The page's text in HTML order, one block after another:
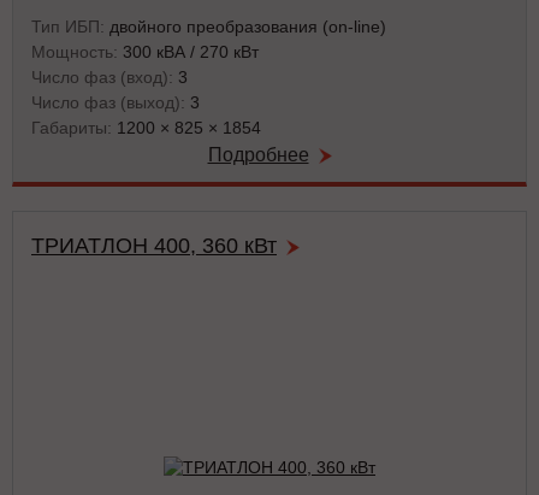
Тип ИБП: двойного преобразования (on-line)
Мощность: 300 кВА / 270 кВт
Число фаз (вход): 3
Число фаз (выход): 3
Габариты: 1200 × 825 × 1854
Подробнее
ТРИАТЛОН 400, 360 кВт